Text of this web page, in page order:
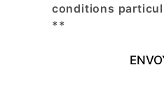
conditions
**